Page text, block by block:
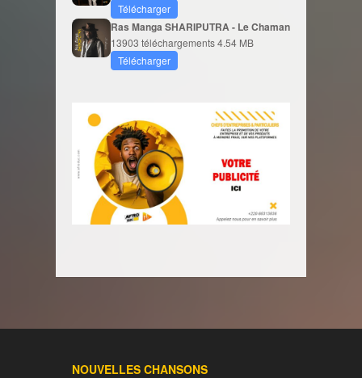
Télécharger
Ras Manga SHARIPUTRA - Le Chaman
13903 téléchargements4.54 MB
Télécharger
NOUVELLES CHANSONS